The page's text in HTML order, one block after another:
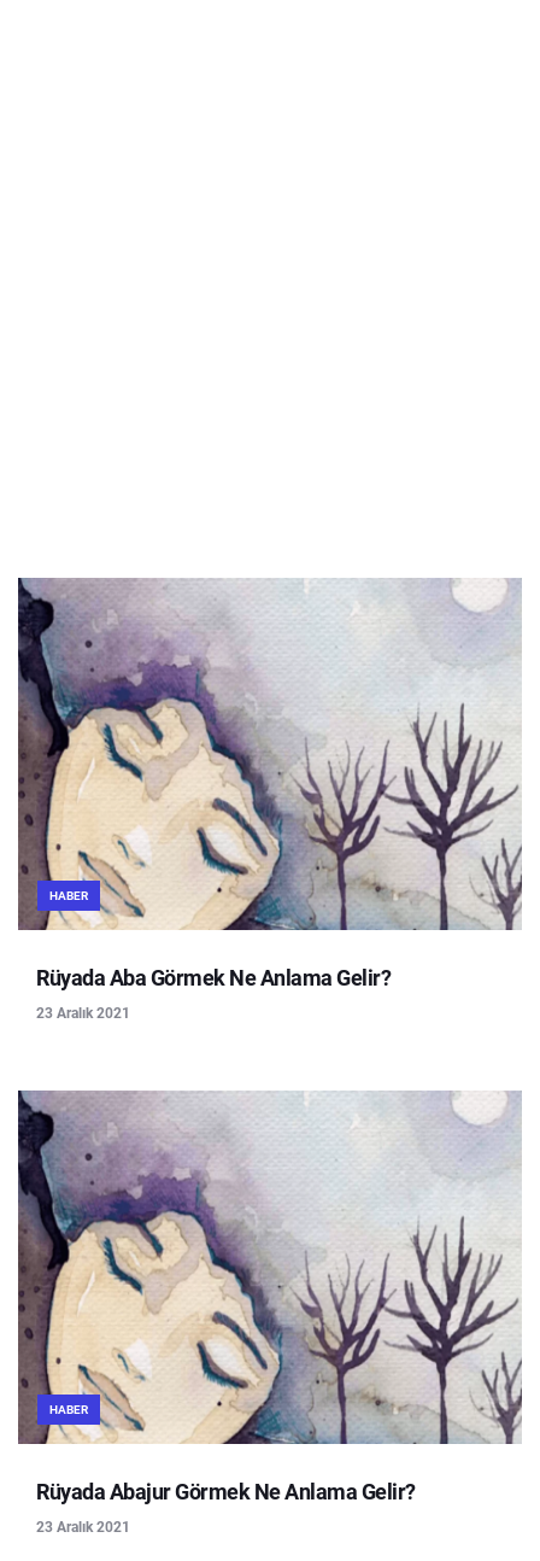
HABER
Rüyada Aba Görmek Ne Anlama Gelir?
23 Aralık 2021
HABER
Rüyada Abajur Görmek Ne Anlama Gelir?
23 Aralık 2021